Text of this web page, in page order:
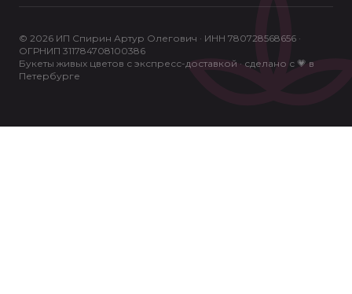
© 2026 ИП Спирин Артур Олегович · ИНН 780728568656 ·
ОГРНИП 311784708100386
Букеты живых цветов с экспресс-доставкой · сделано с 💗 в
Петербурге